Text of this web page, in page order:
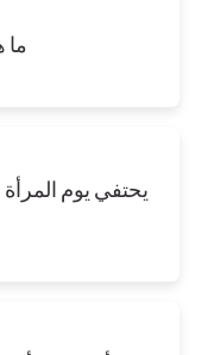
ما
يحتفي يوم المرأة